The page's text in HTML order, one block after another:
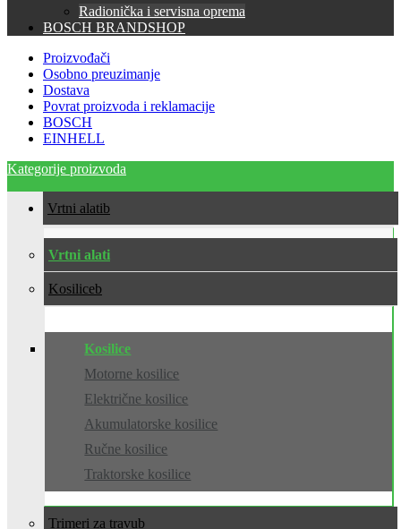
Radionička i servisna oprema
BOSCH BRANDSHOP
Proizvođači
Osobno preuzimanje
Dostava
Povrat proizvoda i reklamacije
BOSCH
EINHELL
Kategorije proizvoda
Vrtni alati
Vrtni alati
Kosilice
Kosilice
Motorne kosilice
Električne kosilice
Akumulatorske kosilice
Ručne kosilice
Traktorske kosilice
Trimeri za travu